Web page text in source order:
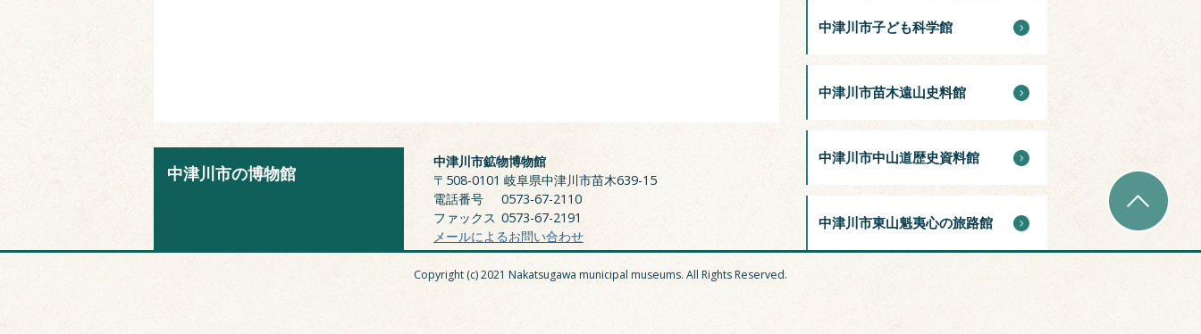
中津川市の博物館
中津川市鉱物博物館
〒508-0101 岐阜県中津川市苗木639-15
電話番号
0573-67-2110
ファックス 0573-67-2191
メールによるお問い合わせ
中津川市子ども科学館
中津川市苗木遠山史料館
中津川市中山道歴史資料館
中津川市東山魁夷心の旅路館
Copyright (c) 2021 Nakatsugawa municipal museums. All Rights Reserved.